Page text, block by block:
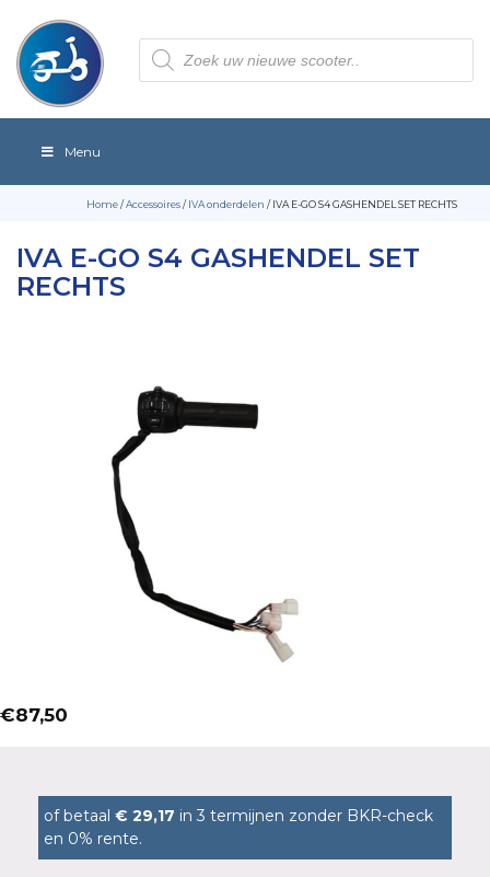
Producten
zoeken
Menu
Home/Accessoires/IVA onderdelen / IVA E-GO S4 GASHENDEL SET RECHTS
IVA E-GO S4 GASHENDEL SET
RECHTS
€87,50
of betaal € 29,17 in 3 termijnen zonder BKR-check
en 0% rente.